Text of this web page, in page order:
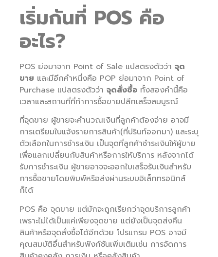
เริ่มกันที่ POS คือ
อะไร?
POS ย่อมาจาก Point of Sale แปลตรงตัวว่า จุด
ขาย และมีอีกคำหนึ่งคือ POP ย่อมาจาก Point of
Purchase แปลตรงตัวว่า จุดสั่งซื้อ ทั้งสองคำนี้คือ
เวลาและสถานที่ที่ทำการซื้อขายปลีกเสร็จสมบูรณ์
ที่จุดขาย ผู้ขายจะคำนวณเงินที่ลูกค้าต้องจ่าย อาจมี
การเตรียมใบแจ้งรายการสินค้า(ที่ปรินท์ออกมา) และระบุ
ตัวเลือกในการชำระเงิน เป็นจุดที่ลูกค้าชำระเงินให้ผู้ขาย
เพื่อแลกเปลี่ยนกับสินค้าหรือการให้บริการ หลังจากได้
รับการชำระเงิน ผู้ขายอาจจะออกใบเสร็จรับเงินสำหรับ
การซื้อขายโดยพิมพ์หรือส่งผ่านระบบอิเล็กทรอนิกส์
ก็ได้
POS คือ จุดขาย แต่มักจะถูกเรียกว่าจุดบริการลูกค้า
เพราะไม่ได้เป็นแค่เพียงจุดขาย แต่ยังเป็นจุดส่งคืน
สินค้าหรือจุดสั่งซื้อได้อีกด้วย โปรแกรม POS อาจมี
คุณสมบัติอื่นสำหรับฟังก์ชันเพิ่มเติมเช่น การจัดการ